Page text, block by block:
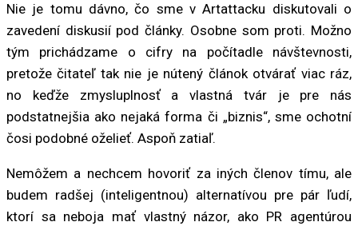
Nie je tomu dávno, čo sme v Artattacku diskutovali o
zavedení diskusií pod články. Osobne som proti. Možno
tým prichádzame o cifry na počítadle návštevnosti,
pretože čitateľ tak nie je nútený článok otvárať viac ráz,
no keďže zmysluplnosť a vlastná tvár je pre nás
podstatnejšia ako nejaká forma či „biznis“, sme ochotní
čosi podobné oželieť. Aspoň zatiaľ.
Nemôžem a nechcem hovoriť za iných členov tímu, ale
budem radšej (inteligentnou) alternatívou pre pár ľudí,
ktorí sa neboja mať vlastný názor, ako PR agentúrou